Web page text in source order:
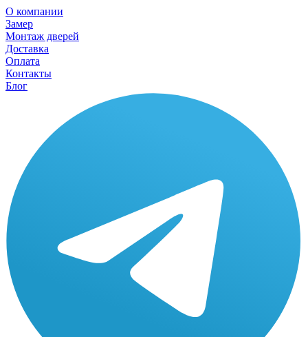
О компании
Замер
Монтаж дверей
Доставка
Оплата
Контакты
Блог